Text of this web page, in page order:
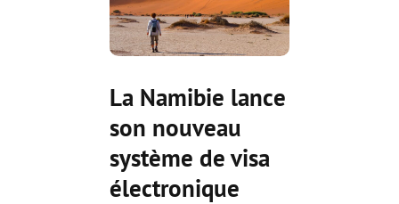
La Namibie lance
son nouveau
système de visa
électronique